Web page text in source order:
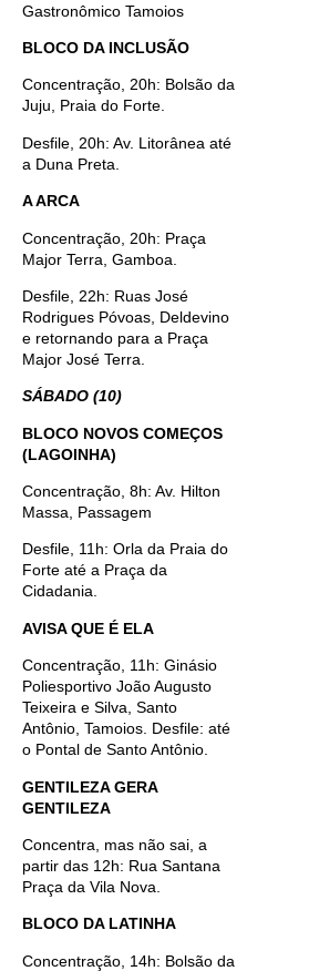
Gastronômico Tamoios
BLOCO DA INCLUSÃO
Concentração, 20h: Bolsão da
Juju, Praia do Forte.
Desfile, 20h: Av. Litorânea até
a Duna Preta.
A ARCA
Concentração, 20h: Praça
Major Terra, Gamboa.
Desfile, 22h: Ruas José
Rodrigues Póvoas, Deldevino
e retornando para a Praça
Major José Terra.
SÁBADO (10)
BLOCO NOVOS COMEÇOS
(LAGOINHA)
Concentração, 8h: Av. Hilton
Massa, Passagem
Desfile, 11h: Orla da Praia do
Forte até a Praça da
Cidadania.
AVISA QUE É ELA
Concentração, 11h: Ginásio
Poliesportivo João Augusto
Teixeira e Silva, Santo
Antônio, Tamoios. Desfile: até
o Pontal de Santo Antônio.
GENTILEZA GERA
GENTILEZA
Concentra, mas não sai, a
partir das 12h: Rua Santana
Praça da Vila Nova.
BLOCO DA LATINHA
Concentração, 14h: Bolsão da